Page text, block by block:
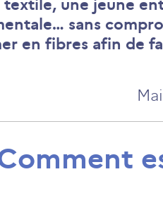
textile, une jeune
sans
en fibres afin de